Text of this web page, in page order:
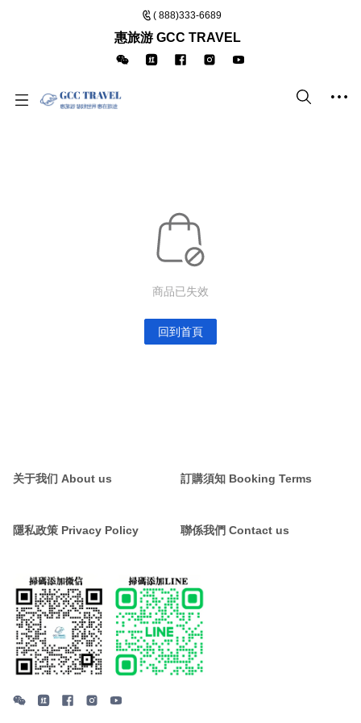
( 888)333-6689
惠旅游 GCC TRAVEL
商品已失效
回到首頁
关于我们 About us 訂購須知 Booking Terms
隱私政策 Privacy Policy 聯係我們 Contact us